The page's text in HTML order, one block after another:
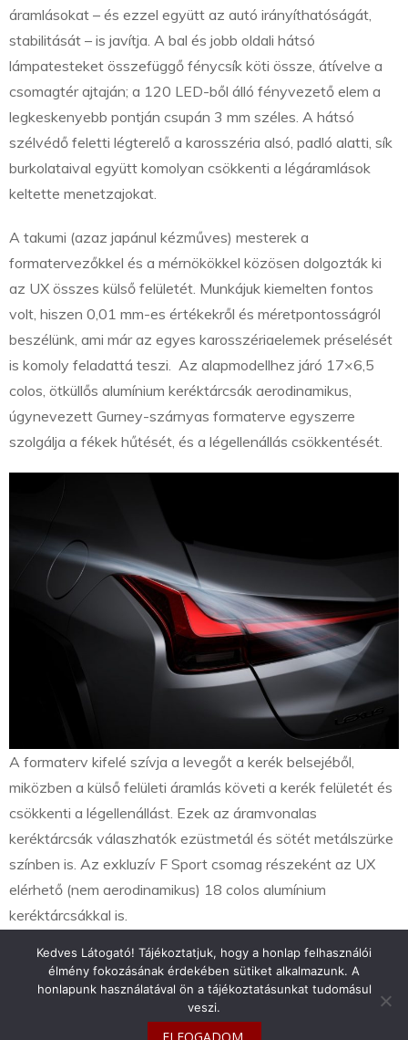
áramlásokat – és ezzel együtt az autó irányíthatóságát,
stabilitását – is javítja. A bal és jobb oldali hátsó
lámpatesteket összefüggő fénycsík köti össze, átívelve a
csomagtér ajtaján; a 120 LED-ből álló fényvezető elem a
legkeskenyebb pontján csupán 3 mm széles. A hátsó
szélvédő feletti légterelő a karosszéria alsó, padló alatti, sík
burkolataival együtt komolyan csökkenti a légáramlások
keltette menetzajokat.
A takumi (azaz japánul kézműves) mesterek a
formatervezőkkel és a mérnökökkel közösen dolgozták ki
az UX összes külső felületét. Munkájuk kiemelten fontos
volt, hiszen 0,01 mm-es értékekről és méretpontosságról
beszélünk, ami már az egyes karosszériaelemek préselését
is komoly feladattá teszi. Az alapmodellhez járó 17×6,5
colos, ötküllős alumínium keréktárcsák aerodinamikus,
úgynevezett Gurney-szárnyas formaterve egyszerre
szolgálja a fékek hűtését, és a légellenállás csökkentését.
A formaterv kifelé szívja a levegőt a kerék belsejéből,
miközben a külső felületi áramlás követi a kerék felületét és
csökkenti a légellenállást. Ezek az áramvonalas
keréktárcsák válaszhatók ezüstmetál és sötét metálszürke
színben is. Az exkluzív F Sport csomag részeként az UX
elérhető (nem aerodinamikus) 18 colos alumínium
keréktárcsákkal is.
info@toyotaclub.hu
Kedves Látogató! Tájékoztatjuk, hogy a honlap felhasználói
élmény fokozásának érdekében sütiket alkalmazunk. A
honlapunk használatával ön a tájékoztatásunkat tudomásul
veszi.